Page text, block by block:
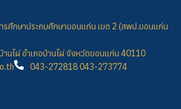
รศึกษาประถมศึกษาขอนแก่น เขต 2 (สพป.ขอนแก่น
นไผ่ อำเภอบ้านไผ่ จังหวัดขอนแก่น 40110
043-272818 043-273774